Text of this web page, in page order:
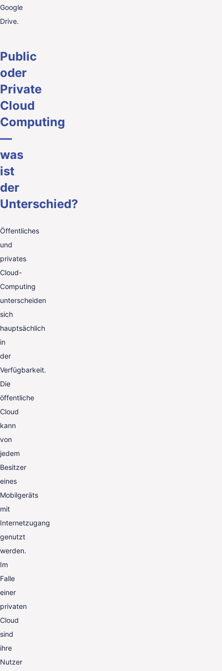
Google
Drive.
Public
oder
Private
Cloud
Computing
—
was
ist
der
Unterschied?
Öffentliches
und
privates
Cloud-
Computing
unterscheiden
sich
hauptsächlich
in
der
Verfügbarkeit.
Die
öffentliche
Cloud
kann
von
jedem
Besitzer
eines
Mobilgeräts
mit
Internetzugang
genutzt
werden.
Im
Falle
einer
privaten
Cloud
sind
ihre
Nutzer